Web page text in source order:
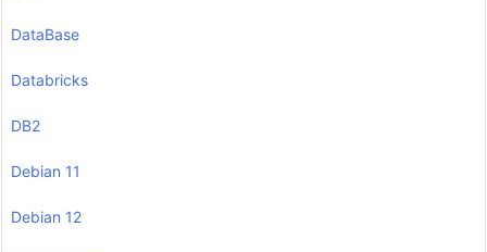
DataBase
Databricks
DB2
Debian 11
Debian 12